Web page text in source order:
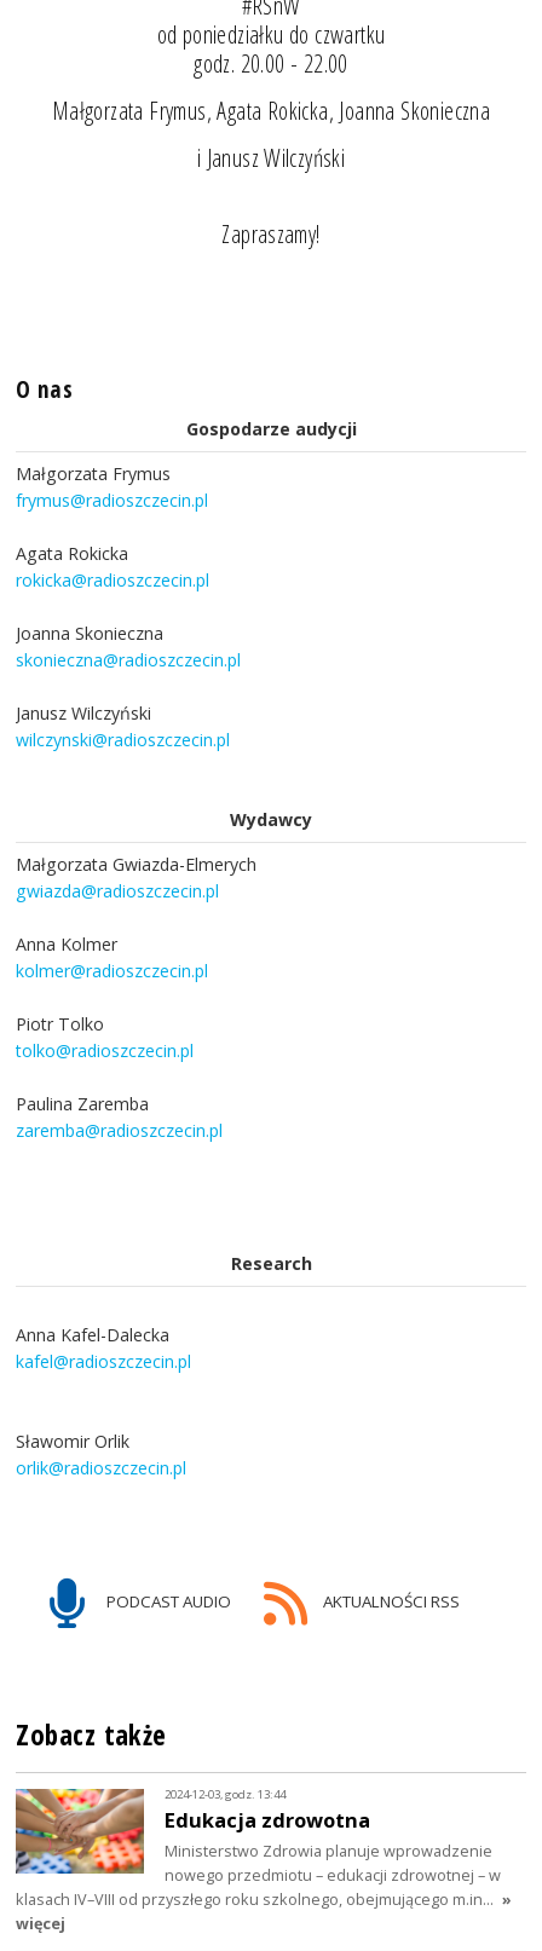
od poniedziałku do czwartku
godz. 20.00 - 22.00
Małgorzata Frymus, Agata Rokicka, Joanna Skonieczna
i Janusz Wilczyński
Zapraszamy!
O nas
Gospodarze audycji
Małgorzata Frymus
frymus@radioszczecin.pl
Agata Rokicka
rokicka@radioszczecin.pl
Joanna Skonieczna
skonieczna@radioszczecin.pl
Janusz Wilczyński
wilczynski@radioszczecin.pl
Wydawcy
Małgorzata Gwiazda-Elmerych
gwiazda@radioszczecin.pl
Anna Kolmer
kolmer@radioszczecin.pl
Piotr Tolko
tolko@radioszczecin.pl
Paulina Zaremba
zaremba@radioszczecin.pl
Research
Anna Kafel-Dalecka
kafel@radioszczecin.pl
Sławomir Orlik
orlik@radioszczecin.pl
PODCAST AUDIO AKTUALNOŚCI RSS
Zobacz także
2024-12-03, godz. 13:44
Edukacja zdrowotna
Ministerstwo Zdrowia planuje wprowadzenie
nowego przedmiotu – edukacji zdrowotnej – w
klasach IV–VIII od przyszłego roku szkolnego, obejmującego m.in… »
więcej